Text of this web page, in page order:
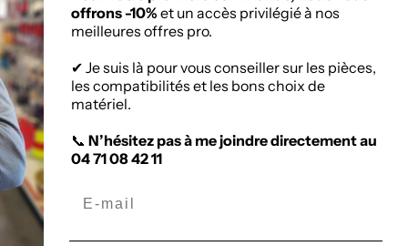
offrons -10% et un accès privilégié à nos
meilleures offres pro.
✔ Je suis là pour vous conseiller sur les pièces,
les compatibilités et les bons choix de
matériel.
📞 N’hésitez pas à me joindre directement au
04 71 08 42 11